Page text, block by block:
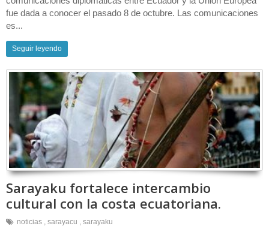
fue dada a conocer el pasado 8 de octubre. Las comunicaciones
es...
Seguir leyendo
Sarayaku fortalece intercambio
cultural con la costa ecuatoriana.
noticias , sarayacu , sarayaku